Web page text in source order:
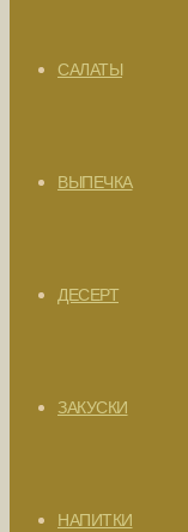
САЛАТЫ
ВЫПЕЧКА
ДЕСЕРТ
ЗАКУСКИ
НАПИТКИ